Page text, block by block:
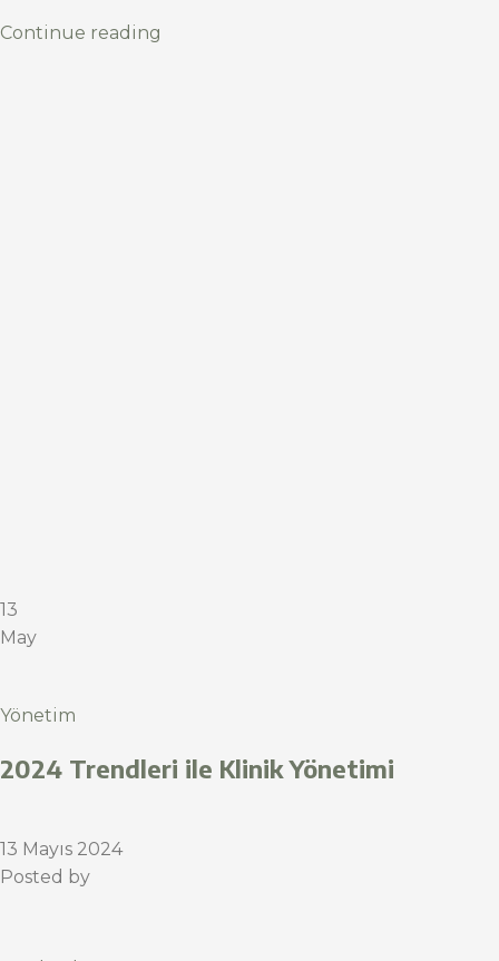
Continue reading
13
May
Yönetim
2024 Trendleri ile Klinik Yönetimi
13 Mayıs 2024
Posted by